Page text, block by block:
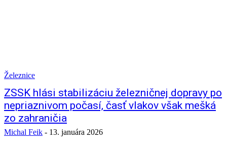
Železnice
ZSSK hlási stabilizáciu železničnej dopravy po
nepriaznivom počasí, časť vlakov však mešká
zo zahraničia
Michal Feik - 13. januára 2026